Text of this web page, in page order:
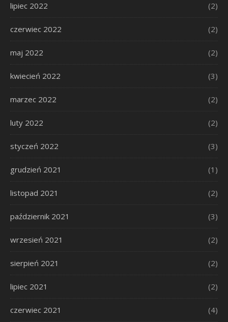
lipiec 2022 (2)
czerwiec 2022 (2)
maj 2022 (2)
kwiecień 2022 (3)
marzec 2022 (2)
luty 2022 (2)
styczeń 2022 (3)
grudzień 2021 (1)
listopad 2021 (2)
październik 2021 (3)
wrzesień 2021 (2)
sierpień 2021 (2)
lipiec 2021 (2)
czerwiec 2021 (4)